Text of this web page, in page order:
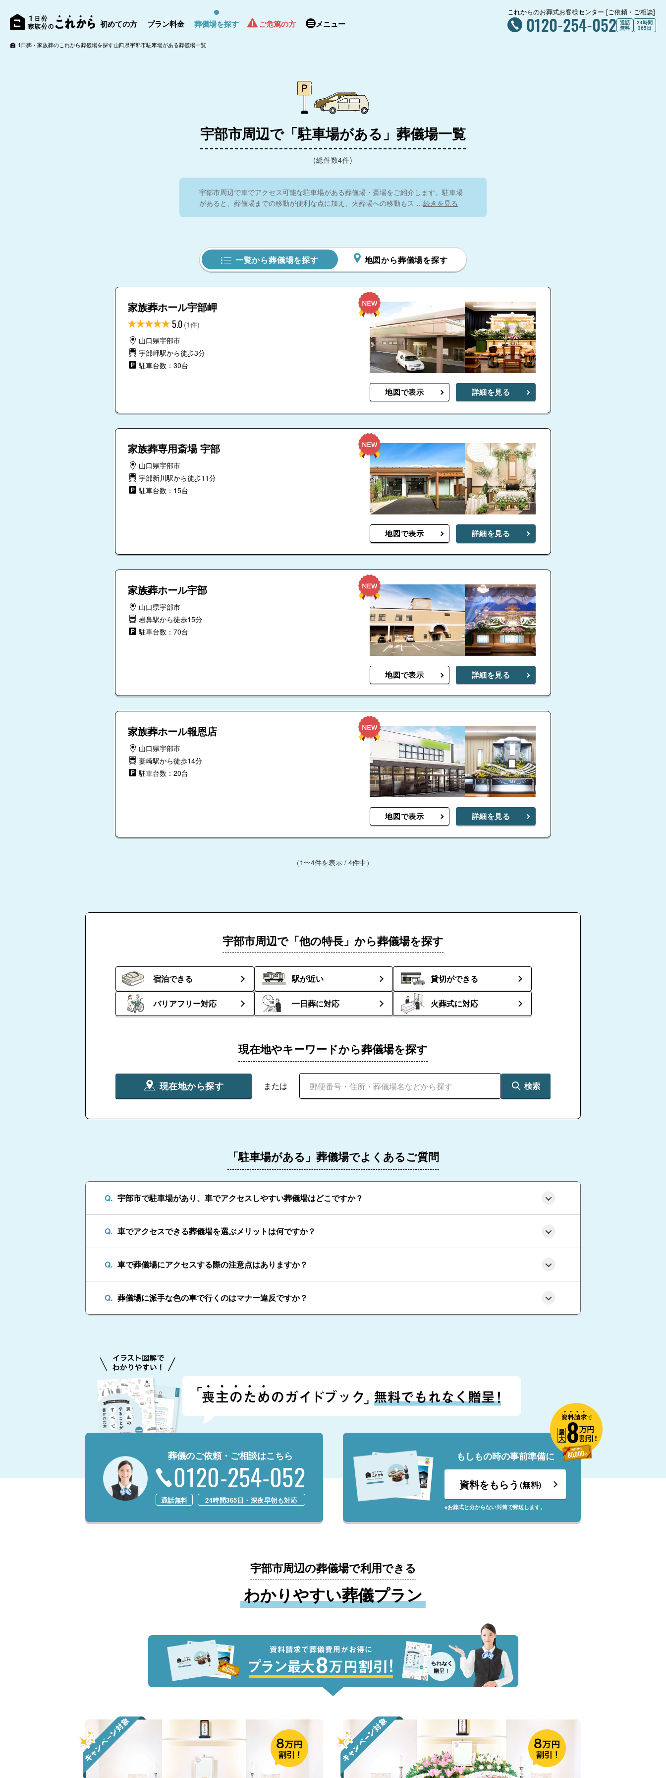
初めての方 プラン料金 葬儀場を探す ご危篤の方 メニュー
これからのお葬式お客様センター [ご依頼・ご相談]
0120-254-052 通話
無料
24時間
365日
1日葬・家族葬のこれから葬儀場を探す山口県宇部市駐車場がある葬儀場一覧
宇部市周辺で「駐車場がある」葬儀場一覧
(総件数4件)
宇部市周辺で車でアクセス可能な駐車場がある葬儀場・斎場をご紹介します。駐車場
があると、葬儀場までの移動が便利な点に加え、火葬場への移動もス …続きを見る
一覧から葬儀場を探す 地図から葬儀場を探す
家族葬ホール宇部岬
5.0 (1件)
山口県宇部市
宇部岬駅から徒歩3分
駐車台数：30台
地図で表示 詳細を見る
家族葬専用斎場 宇部
山口県宇部市
宇部新川駅から徒歩11分
駐車台数：15台
地図で表示 詳細を見る
家族葬ホール宇部
山口県宇部市
岩鼻駅から徒歩15分
駐車台数：70台
地図で表示 詳細を見る
家族葬ホール報恩店
山口県宇部市
妻崎駅から徒歩14分
駐車台数：20台
地図で表示 詳細を見る
（1〜4件を表示 / 4件中）
4.7
家族葬ホール下関
宇部市周辺で「他の特長」から葬儀場を探す
宿泊できる 駅が近い 貸切ができる
バリアフリー対応 一日葬に対応 火葬式に対応
現在地やキーワードから葬儀場を探す
現在地から探す または 検索
「駐車場がある」葬儀場でよくあるご質問
宇部市で駐車場があり、車でアクセスしやすい葬儀場はどこですか？
車でアクセスできる葬儀場を選ぶメリットは何ですか？
車で葬儀場にアクセスする際の注意点はありますか？
葬儀場に派手な色の車で行くのはマナー違反ですか？
葬儀のご依頼・ご相談はこちら
0120-254-052
通話無料 24時間365日・深夜早朝も対応
もしもの時の事前準備に
資料をもらう (無料)
※お葬式と分からない封筒で郵送します。
資料請求で
最
大8万円
割引!
宇部市周辺の葬儀場で利用できる
わかりやすい葬儀プラン